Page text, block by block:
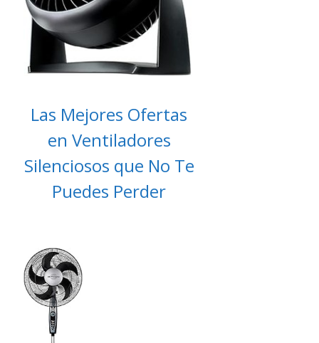
Las Mejores Ofertas
en Ventiladores
Silenciosos que No Te
Puedes Perder